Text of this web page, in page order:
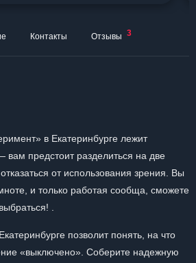
Контакты Отзывы 3
в Екатеринбурге лежит
предстоит разделиться на две
от использования зрения. Вы
и только работая сообща, сможете
.
позволит понять, на что
«выключено». Соберите надежную